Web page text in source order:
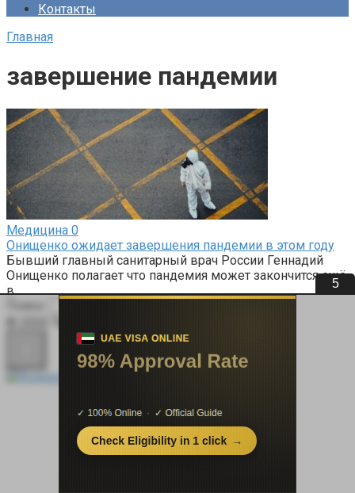
4
Контакты
Главная
завершение пандемии
Медицина 0
Онищенко ожидает завершения пандемии в этом году
Бывший главный санитарный врач России Геннадий
Онищенко полагает что пандемия может закончится ещё
в
Поиск: